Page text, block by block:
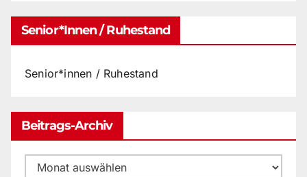
Senior*innen / Ruhestand
Senior*innen / Ruhestand
Beitrags-Archiv
Beitrags-